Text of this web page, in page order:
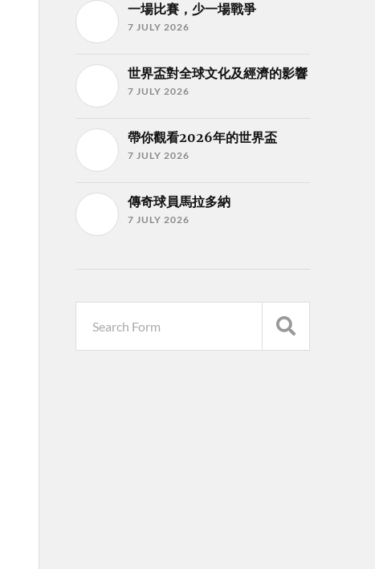
一場比賽，少一場戰爭
7 JULY 2026
世界盃對全球文化及經濟的影響
7 JULY 2026
帶你觀看2026年的世界盃
7 JULY 2026
傳奇球員馬拉多納
7 JULY 2026